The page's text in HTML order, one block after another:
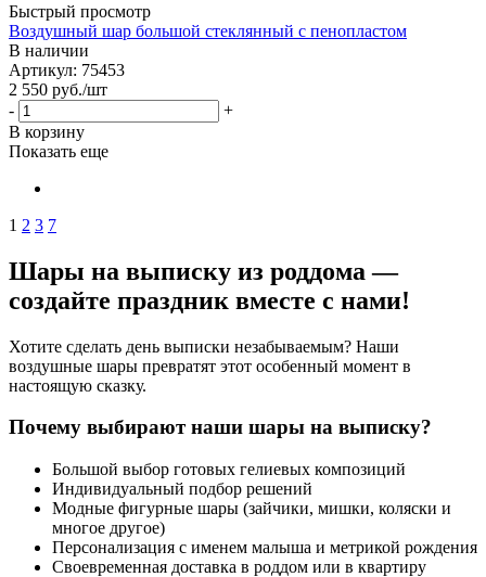
Быстрый просмотр
Воздушный шар большой стеклянный с пенопластом
В наличии
Артикул: 75453
2 550 руб./шт
-
+
В корзину
Показать еще
1 2 3 7
Шары на выписку из роддома —
создайте праздник вместе с нами!
Хотите сделать день выписки незабываемым? Наши
воздушные шары превратят этот особенный момент в
настоящую сказку.
Почему выбирают наши шары на выписку?
Большой выбор готовых гелиевых композиций
Индивидуальный подбор решений
Модные фигурные шары (зайчики, мишки, коляски и
многое другое)
Персонализация с именем малыша и метрикой рождения
Своевременная доставка в роддом или в квартиру